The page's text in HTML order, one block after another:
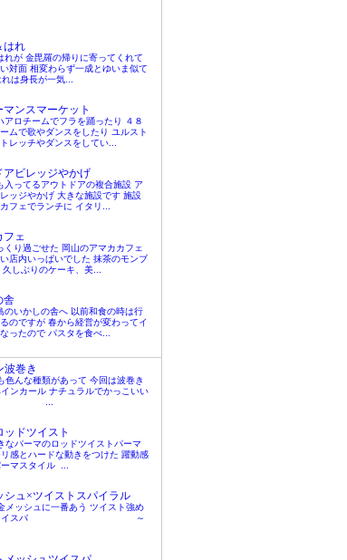
はれ
れが 金毘羅の帰りに寄ってくれて
対面 相変わらず一成とゆいま似て
は身長が一気...
マンスマーケット
アロチームでフラを踊ったり ４８
ムで歌やダンスをしたり ユルスト
レッチやダンスをしてい...
アビレッジやかげ
入ってるアウトドアの複合施設 ア
ッジやかげ 大きな施設です 施設
フェでランチに イタリ...
フェ
くり過ごせた 岡山のアマカカフェ
店内いっぱいでした 抹茶のモンブ
しぶりのケーキ、美...
舎
のいかしの舎へ 以前和食の時は行
のですが 春から経営が変わってイ
ったので パスタを食べ...
波巻き
色んな種類があって 今回は波巻き
ンカール ナチュラルでかっこいい
...
ッドツイスト
なパーマのロッドツイストパーマ
感とハードな動きをつけた 躍動感
マスタイル ...
シュ×ツイストスパイラル
メッシュに一番あう ツイスト強め
ちツイスパ ～